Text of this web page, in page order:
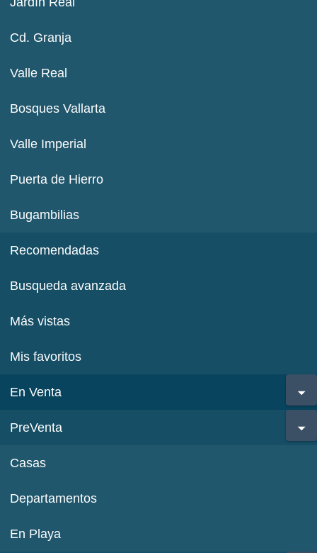
Cd. Granja
Valle Real
Bosques Vallarta
Valle Imperial
Puerta de Hierro
Bugambilias
Recomendadas
Busqueda avanzada
Más vistas
Mis favoritos
En Venta
PreVenta
Casas
Departamentos
En Playa